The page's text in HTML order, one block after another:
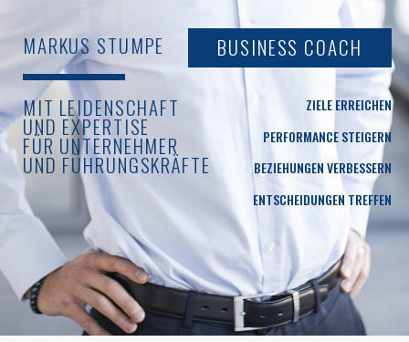
BUSINESS COACH
MARKUS STUMPE
MIT LEIDENSCHAFT
UND EXPERTISE
FÜR UNTERNEHMER
UND FÜHRUNGSKRÄFTE
ZIELE ERREICHEN
PERFORMANCE STEIGERN
BEZIEHUNGEN VERBESSERN
ENTSCHEIDUNGEN TREFFEN